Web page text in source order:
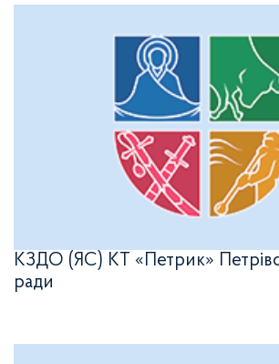
КЗДО (ЯС) КТ «Петрик»
ради